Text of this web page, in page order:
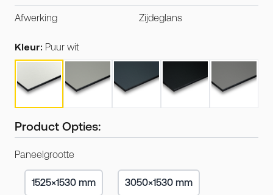
Afwerking Zijdeglans
Kleur: Puur wit
Product Opties:
Paneelgrootte
1525×1530 mm 3050×1530 mm